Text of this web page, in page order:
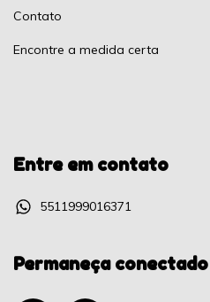
Contato
Encontre a medida certa
Entre em contato
5511999016371
Permaneça conectado